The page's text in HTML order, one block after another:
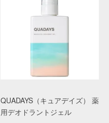
QUADAYS（キュアデイズ） 薬
用デオドラントジェル